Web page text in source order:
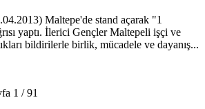
Maltepe'de stand açarak "1
yaptı. İlerici Gençler Maltepeli işçi ve
bildirilerle birlik, mücadele ve dayanış...
1 / 91